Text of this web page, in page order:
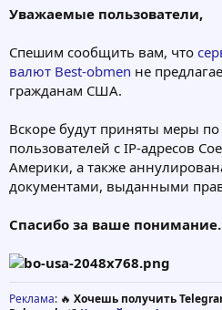
Уважаемые пользователи,
Спешим сообщить вам, что
валют Best-obmen не
гражданам США.
Вскоре будут приняты меры
пользователей с IP-адресов
Америки, а также
документами, выданными
Спасибо за ваше понимание.
Реклама: 🔥 Хочешь получить